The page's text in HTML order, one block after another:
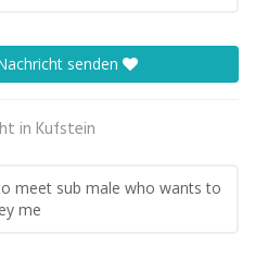
senden
in Kufstein
meet sub male who wants to
me